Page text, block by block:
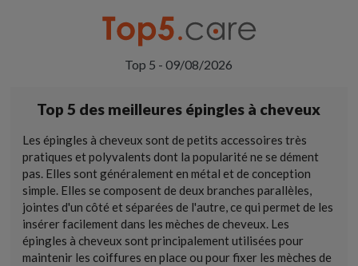
Top 5 - 09/08/2026
Top 5 des meilleures épingles à cheveux
Les épingles à cheveux sont de petits accessoires très
pratiques et polyvalents dont la popularité ne se dément
pas. Elles sont généralement en métal et de conception
simple. Elles se composent de deux branches parallèles,
jointes d'un côté et séparées de l'autre, ce qui permet de les
insérer facilement dans les mèches de cheveux. Les
épingles à cheveux sont principalement utilisées pour
maintenir les coiffures en place ou pour fixer les mèches de